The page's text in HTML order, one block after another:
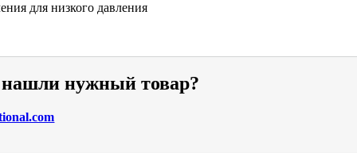
для низкого давления
нужный товар?